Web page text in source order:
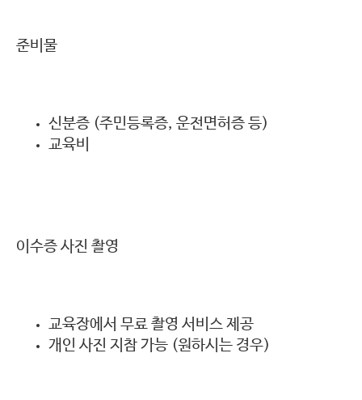
준비물
신분증 (주민등록증, 운전면허증 등)
교육비
이수증 사진 촬영
교육장에서 무료 촬영 서비스 제공
개인 사진 지참 가능 (원하시는 경우)